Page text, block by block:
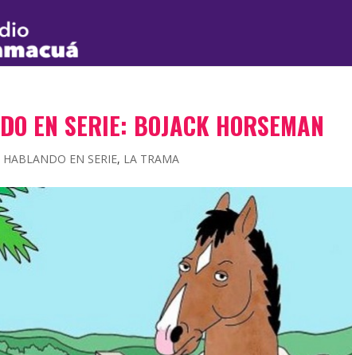
EN SERIE: BOJACK HORSEMAN
HABLANDO EN SERIE, LA TRAMA